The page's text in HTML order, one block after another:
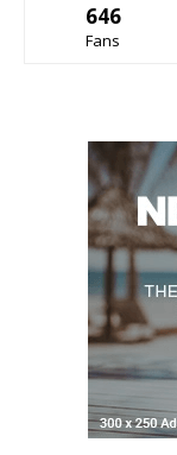
646
Fans